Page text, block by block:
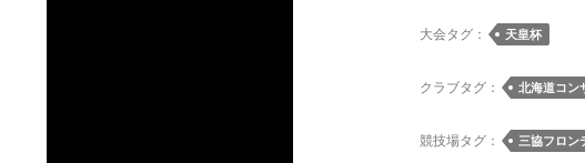
大会タグ： 天皇杯
クラブタグ： 北海道コン
競技場タグ： 三協フロン